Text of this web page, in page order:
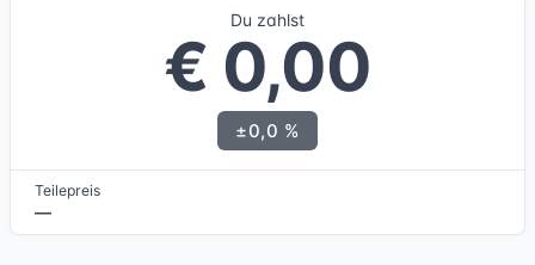
Du zahlst
€ 0,00
±0,0 %
Teilepreis
—